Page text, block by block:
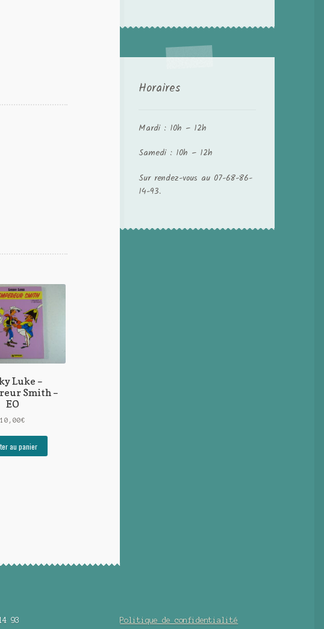
Luke –
Smith –
EO
10,00€
au panier
Horaires
Mardi : 10h – 12h
Samedi : 10h – 12h
Sur rendez-vous au 07-68-86-
14-93.
93 Politique de confidentialité